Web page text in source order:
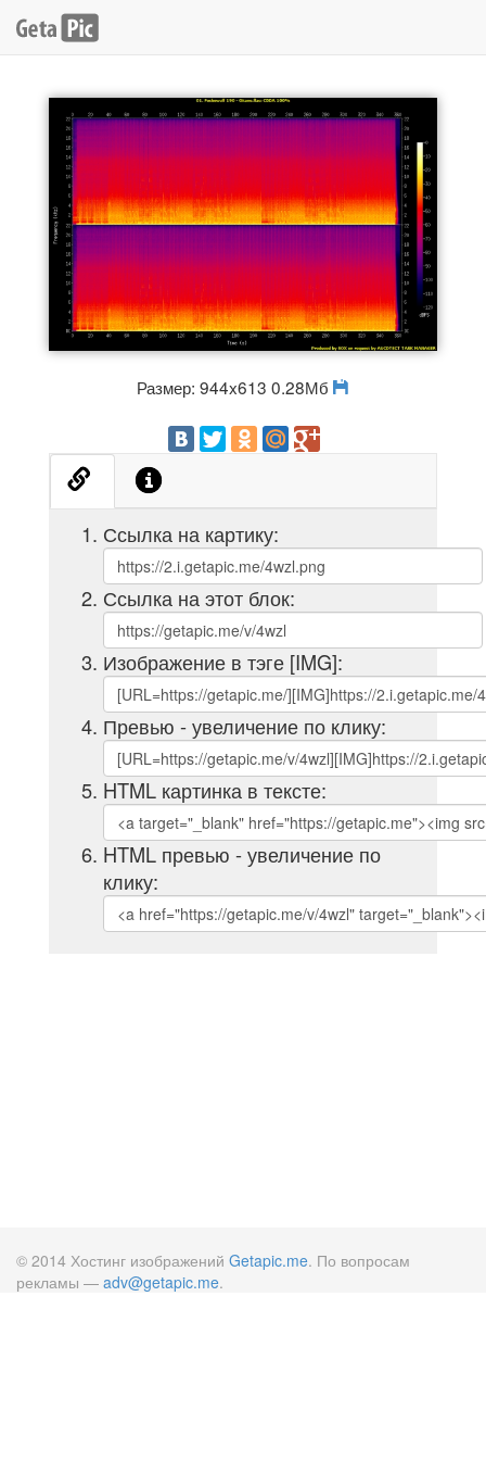
Размер: 944x613 0.28Мб
Ссылка на картику:
Ссылка на этот блок:
Изображение в тэге [IMG]:
Превью - увеличение по клику:
HTML картинка в тексте:
HTML превью - увеличение по
клику:
© 2014 Хостинг изображений Getapic.me. По вопросам
рекламы — adv@getapic.me.